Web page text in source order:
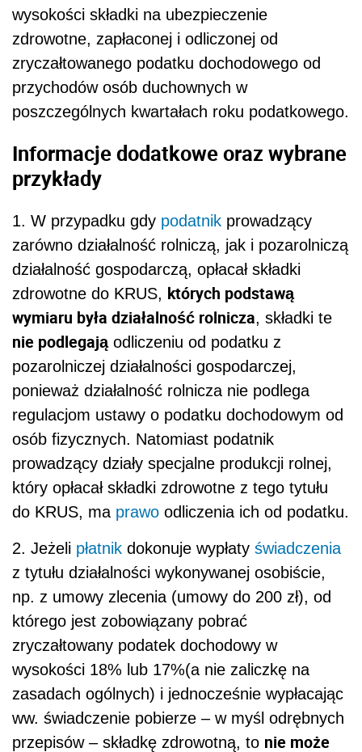
wysokości składki na ubezpieczenie
zdrowotne, zapłaconej i odliczonej od
zryczałtowanego podatku dochodowego od
przychodów osób duchownych w
poszczególnych kwartałach roku podatkowego.
Informacje dodatkowe oraz wybrane
przykłady
1. W przypadku gdy podatnik prowadzący
zarówno działalność rolniczą, jak i pozarolniczą
działalność gospodarczą, opłacał składki
zdrowotne do KRUS, których podstawą
wymiaru była działalność rolnicza, składki te
nie podlegająodliczeniu od podatku z
pozarolniczej działalności gospodarczej,
ponieważ działalność rolnicza nie podlega
regulacjom ustawy o podatku dochodowym od
osób fizycznych. Natomiast podatnik
prowadzący działy specjalne produkcji rolnej,
który opłacał składki zdrowotne z tego tytułu
do KRUS, ma prawo odliczenia ich od podatku.
2. Jeżeli płatnik dokonuje wypłaty świadczenia
z tytułu działalności wykonywanej osobiście,
np. z umowy zlecenia (umowy do 200 zł), od
którego jest zobowiązany pobrać
zryczałtowany podatek dochodowy w
wysokości 18% lub 17%(a nie zaliczkę na
zasadach ogólnych) i jednocześnie wypłacając
ww. świadczenie pobierze – w myśl odrębnych
przepisów – składkę zdrowotną, to nie może